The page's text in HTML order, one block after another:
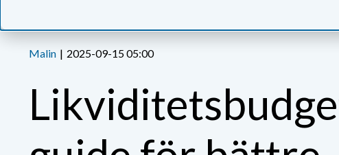
Malin | 2025-09-15 05:00